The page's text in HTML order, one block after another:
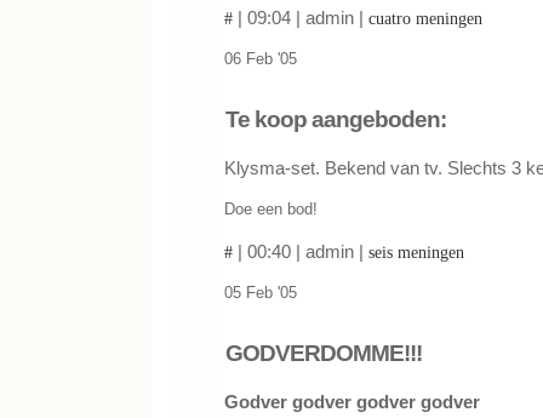
# | 09:04 | admin | cuatro meningen
06 Feb '05
Te koop aangeboden:
Klysma-set. Bekend van tv. Slechts 3
Doe een bod!
# | 00:40 | admin | seis meningen
05 Feb '05
GODVERDOMME!!!
Godver godver godver godver